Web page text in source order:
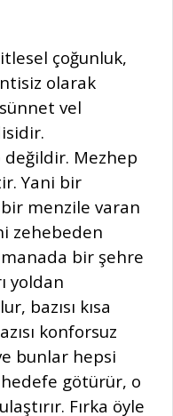
çoğunluk,
olarak
vel
Mezhep
Yani bir
menzile varan
zehebeden
bir şehre
yoldan
bazısı kısa
konforsuz
bunlar hepsi
götürür, o
Fırka öyle